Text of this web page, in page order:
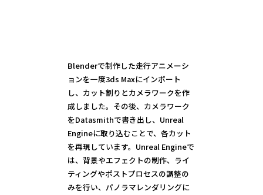
Blenderで制作した走行アニメーシ
ョンを一度3ds Maxにインポート
し、カット割りとカメラワークを作
成しました。その後、カメラワーク
をDatasmithで書き出し、Unreal
Engineに取り込むことで、各カット
を再現しています。Unreal Engineで
は、背景やエフェクトの制作、ライ
ティングやポストプロセスの調整の
みを行い、パノラマレンダリングに